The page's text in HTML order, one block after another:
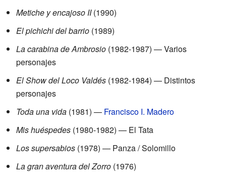
Metiche y encajoso II(1990)
El pichichi del barrio (1989)
La carabina de Ambrosio (1982-1987) — Varios
personajes
El Show del Loco Valdés (1982-1984) — Distintos
personajes
Toda una vida (1981) — Francisco I. Madero
Mis huéspedes (1980-1982) — El Tata
Los supersabios (1978) — Panza / Solomillo
La gran aventura del Zorro (1976)